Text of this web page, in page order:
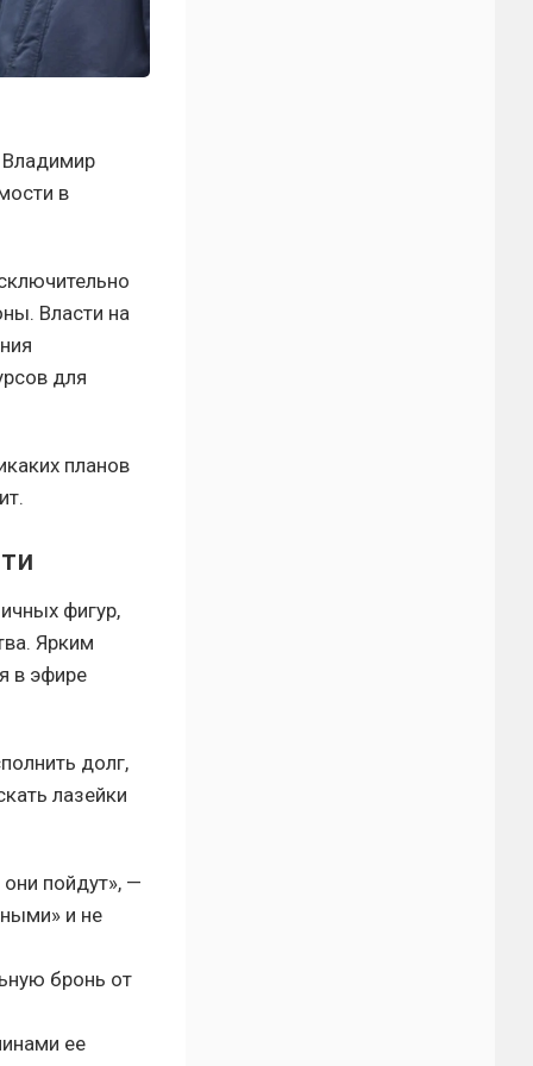
Владимир
в
Власти на
для
планов
фигур,
Ярким
в эфире
долг,
лазейки
пойдут», —
и не
бронь от
ее